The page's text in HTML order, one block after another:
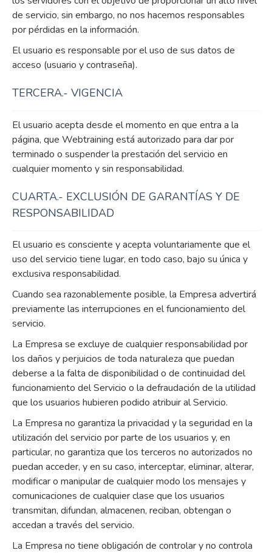
de servicio, sin embargo, no nos hacemos responsables
por pérdidas en la información.
El usuario es responsable por el uso de sus datos de
acceso (usuario y contraseña).
TERCERA.- VIGENCIA
El usuario acepta desde el momento en que entra a la
página, que Webtraining está autorizado para dar por
terminado o suspender la prestación del servicio en
cualquier momento y sin responsabilidad.
CUARTA.- EXCLUSIÓN DE GARANTÍAS Y DE
RESPONSABILIDAD
El usuario es consciente y acepta voluntariamente que el
uso del servicio tiene lugar, en todo caso, bajo su única y
exclusiva responsabilidad.
Cuando sea razonablemente posible, la Empresa advertirá
previamente las interrupciones en el funcionamiento del
servicio.
La Empresa se excluye de cualquier responsabilidad por
los daños y perjuicios de toda naturaleza que puedan
deberse a la falta de disponibilidad o de continuidad del
funcionamiento del Servicio o la defraudación de la utilidad
que los usuarios hubieren podido atribuir al Servicio.
La Empresa no garantiza la privacidad y la seguridad en la
utilización del servicio por parte de los usuarios y, en
particular, no garantiza que los terceros no autorizados no
puedan acceder, y en su caso, interceptar, eliminar, alterar,
modificar o manipular de cualquier modo los mensajes y
comunicaciones de cualquier clase que los usuarios
transmitan, difundan, almacenen, reciban, obtengan o
accedan a través del servicio.
La Empresa no tiene obligación de controlar y no controla